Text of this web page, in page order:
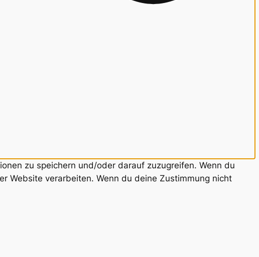
zu speichern und/oder darauf zuzugreifen. Wenn du
Website verarbeiten. Wenn du deine Zustimmung nicht